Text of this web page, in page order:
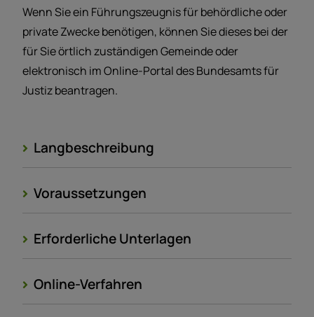
Wenn Sie ein Führungszeugnis für behördliche oder
private Zwecke benötigen, können Sie dieses bei der
für Sie örtlich zuständigen Gemeinde oder
elektronisch im Online-Portal des Bundesamts für
Justiz beantragen.
Langbeschreibung
Voraussetzungen
Erforderliche Unterlagen
Online-Verfahren